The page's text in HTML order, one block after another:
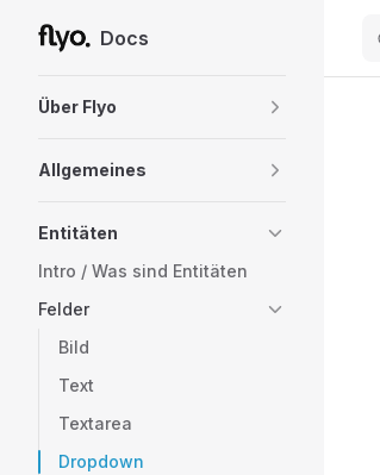
Skip to content
Docs
Sidebar Navigation
Über Flyo
Allgemeines
Entitäten
Intro / Was sind Entitäten
Felder
Bild
Text
Textarea
Dropdown